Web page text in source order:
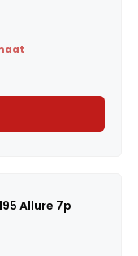
Allure 7p